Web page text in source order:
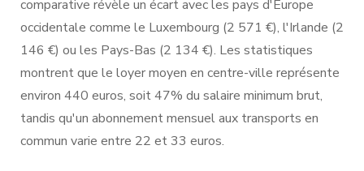
comparative révèle un écart avec les pays d'Europe
occidentale comme le Luxembourg (2 571 €), l'Irlande (2
146 €) ou les Pays-Bas (2 134 €). Les statistiques
montrent que le loyer moyen en centre-ville représente
environ 440 euros, soit 47% du salaire minimum brut,
tandis qu'un abonnement mensuel aux transports en
commun varie entre 22 et 33 euros.